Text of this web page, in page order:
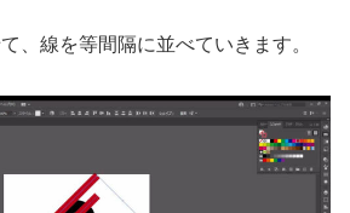
、線を等間隔に並べていきます。